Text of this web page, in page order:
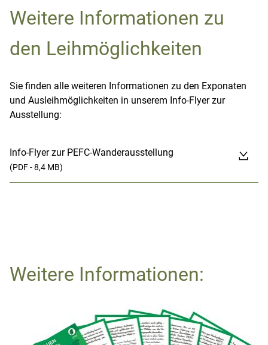
Weitere Informationen zu
den Leihmöglichkeiten
Sie finden alle weiteren Informationen zu den Exponaten
und Ausleihmöglichkeiten in unserem Info-Flyer zur
Ausstellung:
Info-Flyer zur PEFC-Wanderausstellung
(PDF - 8,4 MB)
Weitere Informationen: